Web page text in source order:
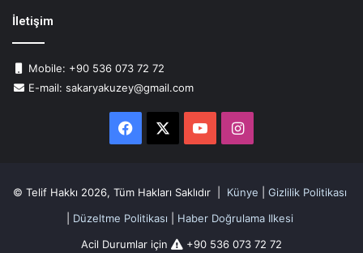
İletişim
Mobile: +90 536 073 72 72
E-mail: sakaryakuzey@gmail.com
Facebook YouTubeInstagram
© Telif Hakkı 2026, Tüm Hakları Saklıdır | Künye
Gizlilik Politikası
Düzeltme Politikası
Haber Doğrulama Ilkesi
Acil Durumlar için
+90 536 073 72 72